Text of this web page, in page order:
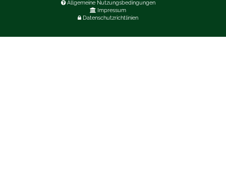
Allgemeine Nutzungsbedingungen
Impressum
Datenschutzrichtlinien